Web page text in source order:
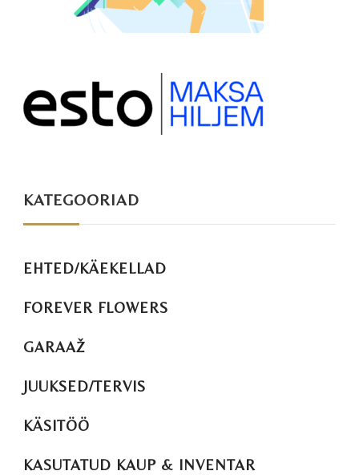
KATEGOORIAD
EHTED/KÄEKELLAD
FOREVER FLOWERS
GARAAŽ
JUUKSED/TERVIS
KÄSITÖÖ
KASUTATUD KAUP & INVENTAR